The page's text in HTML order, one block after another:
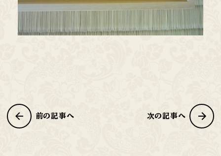
前の記事へ 次の記事へ